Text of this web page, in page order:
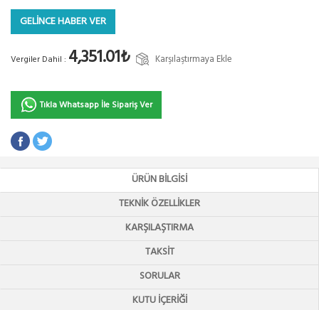
GELİNCE HABER VER
Vergiler Dahil : 4,351.01₺ Karşılaştırmaya Ekle
Tıkla Whatsapp İle Sipariş Ver
ÜRÜN BILGISI
TEKNIK ÖZELLIKLER
KARŞILAŞTIRMA
TAKSIT
SORULAR
KUTU İÇERIĞI